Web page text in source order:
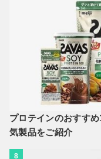
プロテインのおすす
気製品をご紹介
8